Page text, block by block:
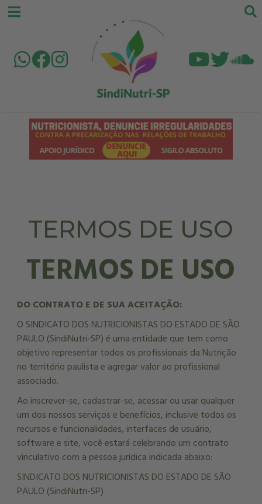
TERMOS DE USO
TERMOS DE USO
DO CONTRATO E DE SUA ACEITAÇÃO:
O SINDICATO DOS NUTRICIONISTAS DO ESTADO DE SÃO
PAULO (SindiNutri-SP) é uma entidade que tem como
objetivo representar todos os profissionais da Nutrição
no território paulista e agregar valor ao profissional
associado.
Ao inscrever-se, cadastrar-se, acessar ou usar qualquer
um dos nossos serviços e benefícios, inclusive todos os
recursos e funcionalidades, interfaces de usuário,
software e site, você estará celebrando um contrato
vinculativo com a pessoa jurídica indicada abaixo:
SINDICATO DOS NUTRICIONISTAS DO ESTADO DE SÃO
PAULO (SindiNutri-SP)